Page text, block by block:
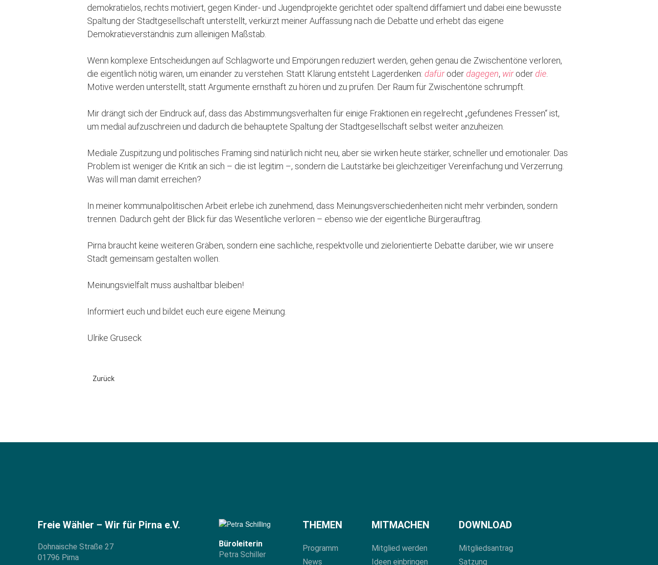
demokratielos, rechts motiviert, gegen Kinder- und Jugendprojekte gerichtet oder spaltend diffamiert und dabei eine bewusste
Spaltung der Stadtgesellschaft unterstellt, verkürzt meiner Auffassung nach die Debatte und erhebt das eigene
Demokratieverständnis zum alleinigen Maßstab.
Wenn komplexe Entscheidungen auf Schlagworte und Empörungen reduziert werden, gehen genau die Zwischentöne verloren,
die eigentlich nötig wären, um einander zu verstehen. Statt Klärung entsteht Lagerdenken:dafüroderdagegen, wiroderdie
Motive werden unterstellt, statt Argumente ernsthaft zu hören und zu prüfen. Der Raum für Zwischentöne schrumpft.
Mir drängt sich der Eindruck auf, dass das Abstimmungsverhalten für einige Fraktionen ein regelrecht „gefundenes Fressen“ ist,
um medial aufzuschreien und dadurch die behauptete Spaltung der Stadtgesellschaft selbst weiter anzuheizen.
Mediale Zuspitzung und politisches Framing sind natürlich nicht neu, aber sie wirken heute stärker, schneller und emotionaler. Das
Problem ist weniger die Kritik an sich – die ist legitim –, sondern die Lautstärke bei gleichzeitiger Vereinfachung und Verzerrung.
Was will man damit erreichen?
In meiner kommunalpolitischen Arbeit erlebe ich zunehmend, dass Meinungsverschiedenheiten nicht mehr verbinden, sondern
trennen. Dadurch geht der Blick für das Wesentliche verloren – ebenso wie der eigentliche Bürgerauftrag.
Pirna braucht keine weiteren Gräben, sondern eine sachliche, respektvolle und zielorientierte Debatte darüber, wie wir unsere
Stadt gemeinsam gestalten wollen.
Meinungsvielfalt muss aushaltbar bleiben!
Informiert euch und bildet euch eure eigene Meinung.
Ulrike Gruseck
Zurück
Freie Wähler – Wir für Pirna e.V.
Dohnaische Straße 27
01796 Pirna
Büroleiterin
Petra Schiller
THEMEN
Programm
News
MITMACHEN
Mitglied werden
Ideen einbringen
DOWNLOAD
Mitgliedsantrag
Satzung